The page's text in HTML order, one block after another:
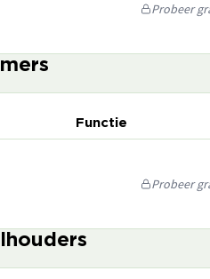
Probeer
Functie
Probeer